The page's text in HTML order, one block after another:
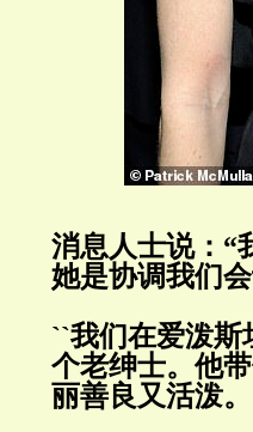
消息人士说：“
她是协调我们会
``我们在爱泼斯
个老绅士。他
丽善良又活泼。